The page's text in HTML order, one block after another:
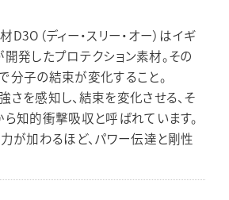
（ディー・スリー・オー）はイギ
発したプロテクション素材。その
分子の結束が変化すること。
を感知し、結束を変化させる、そ
ら知的衝撃吸収と呼ばれています。
が加わるほど、パワー伝達と剛性